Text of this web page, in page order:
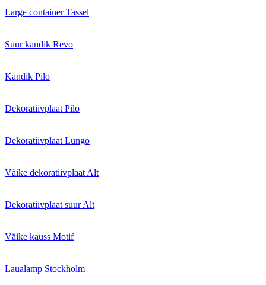
Large container Tassel
Suur kandik Revo
Kandik Pilo
Dekoratiivplaat Pilo
Dekoratiivplaat Lungo
Väike dekoratiivplaat Alt
Dekoratiivplaat suur Alt
Väike kauss Motif
Laualamp Stockholm